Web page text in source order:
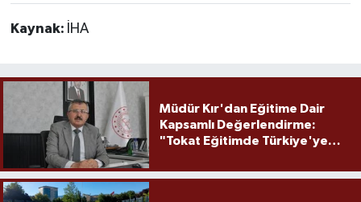
Kaynak: İHA
Müdür Kır'dan Eğitime Dair
Kapsamlı Değerlendirme:
"Tokat Eğitimde Türkiye'ye